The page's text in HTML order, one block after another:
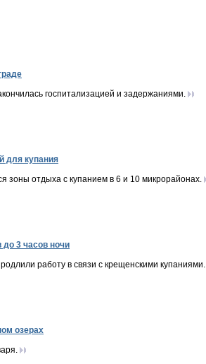
госпитализацией и задержаниями.
для купания
зоны отдыха с купанием в 6 и 10 микрорайонах.
3 часов ночи
работу в связи с крещенскими купаниями.
озерах